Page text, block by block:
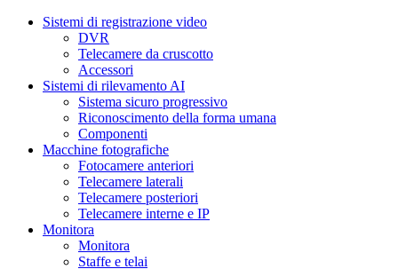
Sistemi di registrazione video
DVR
Telecamere da cruscotto
Accessori
Sistemi di rilevamento AI
Sistema sicuro progressivo
Riconoscimento della forma umana
Componenti
Macchine fotografiche
Fotocamere anteriori
Telecamere laterali
Telecamere posteriori
Telecamere interne e IP
Monitora
Monitora
Staffe e telai